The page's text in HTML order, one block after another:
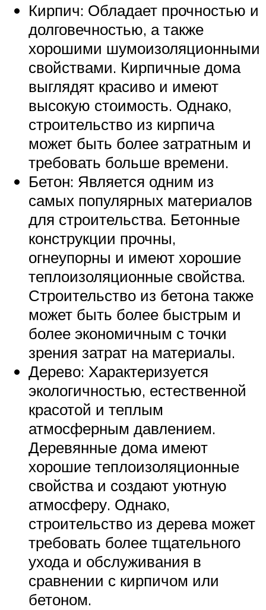
Кирпич: Обладает прочностью и
долговечностью, а также
хорошими шумоизоляционными
свойствами. Кирпичные дома
выглядят красиво и имеют
высокую стоимость. Однако,
строительство из кирпича
может быть более затратным и
требовать больше времени.
Бетон: Является одним из
самых популярных материалов
для строительства. Бетонные
конструкции прочны,
огнеупорны и имеют хорошие
теплоизоляционные свойства.
Строительство из бетона также
может быть более быстрым и
более экономичным с точки
зрения затрат на материалы.
Дерево: Характеризуется
экологичностью, естественной
красотой и теплым
атмосферным давлением.
Деревянные дома имеют
хорошие теплоизоляционные
свойства и создают уютную
атмосферу. Однако,
строительство из дерева может
требовать более тщательного
ухода и обслуживания в
сравнении с кирпичом или
бетоном.